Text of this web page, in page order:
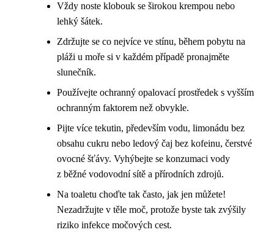
Vždy noste klobouk se širokou krempou nebo
lehký šátek.
Zdržujte se co nejvíce ve stínu, během pobytu na
pláži u moře si v každém případě pronajměte
slunečník.
Používejte ochranný opalovací prostředek s vyšším
ochranným faktorem než obvykle.
Pijte více tekutin, především vodu, limonádu bez
obsahu cukru nebo ledový čaj bez kofeinu, čerstvé
ovocné šťávy. Vyhýbejte se konzumaci vody
z běžné vodovodní sítě a přírodních zdrojů.
Na toaletu choďte tak často, jak jen můžete!
Nezadržujte v těle moč, protože byste tak zvýšily
riziko infekce močových cest.